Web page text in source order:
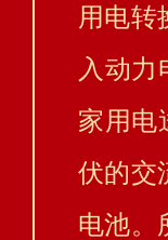
用电转
入动
家用电
伏的交
电池。